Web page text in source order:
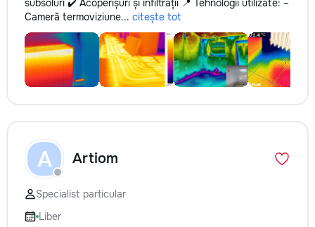
subsoluri ✔️ Acoperișuri și infiltrații 📍 Tehnologii utilizate: –
Cameră termoviziune... citește tot
A Artiom
Specialist particular
Liber